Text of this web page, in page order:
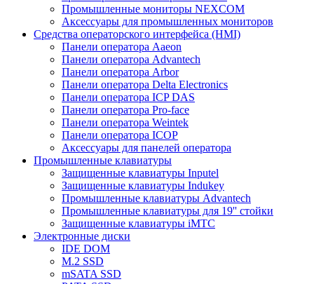
Промышленные мониторы NEXCOM
Аксессуары для промышленных мониторов
Средства операторского интерфейса (HMI)
Панели оператора Aaeon
Панели оператора Advantech
Панели оператора Arbor
Панели оператора Delta Electronics
Панели оператора ICP DAS
Панели оператора Pro-face
Панели оператора Weintek
Панели оператора ICOP
Аксессуары для панелей оператора
Промышленные клавиатуры
Защищенные клавиатуры Inputel
Защищенные клавиатуры Indukey
Промышленные клавиатуры Advantech
Промышленные клавиатуры для 19'' стойки
Защищенные клавиатуры iMTC
Электронные диски
IDE DOM
M.2 SSD
mSATA SSD